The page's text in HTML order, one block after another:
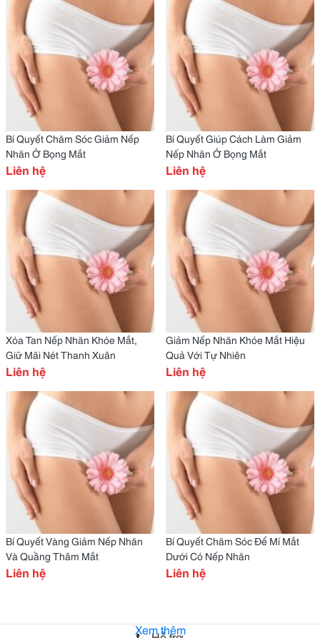
Bí Quyết Chăm Sóc Giảm Nếp
Nhăn Ở Bọng Mắt
Liên hệ
Bí Quyết Giúp Cách Làm Giảm
Nếp Nhăn Ở Bọng Mắt
Liên hệ
Xóa Tan Nếp Nhăn Khóe Mắt,
Giữ Mãi Nét Thanh Xuân
Liên hệ
Giảm Nếp Nhăn Khóe Mắt Hiệu
Quả Với Tự Nhiên
Liên hệ
Bí Quyết Vàng Giảm Nếp Nhăn
Và Quầng Thâm Mắt
Liên hệ
Bí Quyết Chăm Sóc Để Mí Mắt
Dưới Có Nếp Nhăn
Liên hệ
Xem thêm